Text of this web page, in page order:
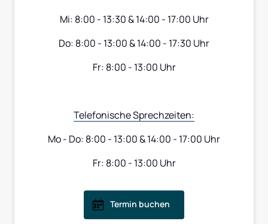
Mi: 8:00 - 13:30 & 14:00 - 17:00 Uhr
Do: 8:00 - 13:00 & 14:00 - 17:30 Uhr
Fr: 8:00 - 13:00 Uhr
Telefonische Sprechzeiten:
Mo - Do: 8:00 - 13:00 & 14:00 - 17:00 Uhr
Fr: 8:00 - 13:00 Uhr
Termin buchen